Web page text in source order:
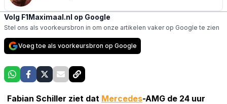
Volg F1Maximaal.nl op Google
Stel ons als voorkeursbron in om onze artikelen vaker op Google te zien
Voeg toe als voorkeursbron op Google
Fabian Schiller ziet dat Mercedes-AMG de 24 uur